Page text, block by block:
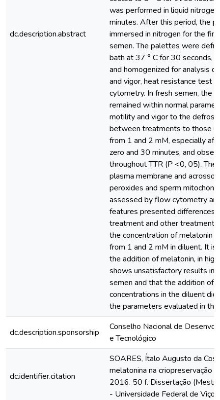
dc.description.abstract
was performed in liquid
minutes. After this period, the
immersed in nitrogen for the
semen. The palettes were
bath at 37 ° C for 30 seconds,
and homogenized for analysis
and vigor, heat resistance test
cytometry. In fresh semen, the
remained within normal
motility and vigor to the
between treatments to those
from 1 and 2 mM, especially
zero and 30 minutes, and
throughout TTR (P <0, 05).
plasma membrane and
peroxides and sperm
assessed by flow cytometry
features presented differences
treatment and other
the concentration of melatonin
from 1 and 2 mM in diluent. It is
the addition of melatonin, in
shows unsatisfactory results in
semen and that the addition of
concentrations in the diluent
the parameters evaluated in
dc.description.sponsorship
Conselho Nacional de
e Tecnológico
dc.identifier.citation
SOARES, Ítalo Augusto da
melatonina na criopreservação
2016. 50 f. Dissertação
- Universidade Federal de